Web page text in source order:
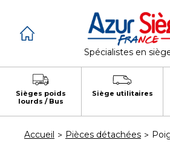
Spécialistes en
Sièges poids
lourds / Bus
Siège utilitaires
Accueil Pièces détachées